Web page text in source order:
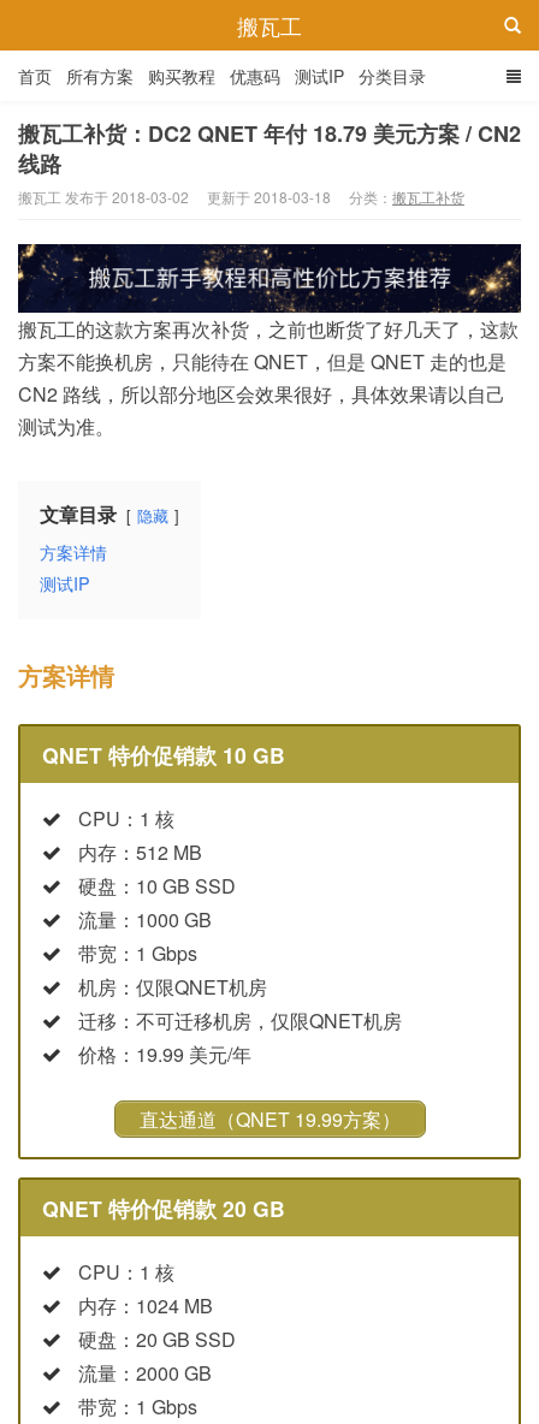
搬瓦工
首页 所有方案 购买教程 优惠码 测试IP 分类目录
搬瓦工补货：DC2 QNET 年付 18.79 美元方案 / CN2
线路
搬瓦工 发布于 2018-03-02 更新于 2018-03-18 分类： 搬瓦工补货
搬瓦工的这款方案再次补货，之前也断货了好几天了，这款
方案不能换机房，只能待在 QNET，但是 QNET 走的也是
CN2 路线，所以部分地区会效果很好，具体效果请以自己
测试为准。
文章目录 隐藏
方案详情
测试IP
方案详情
QNET 特价促销款 10 GB
CPU：1 核
内存：512 MB
硬盘：10 GB SSD
流量：1000 GB
带宽：1 Gbps
机房：仅限QNET机房
迁移：不可迁移机房，仅限QNET机房
价格：19.99 美元/年
直达通道（QNET 19.99方案）
QNET 特价促销款 20 GB
CPU：1 核
内存：1024 MB
硬盘：20 GB SSD
流量：2000 GB
带宽：1 Gbps